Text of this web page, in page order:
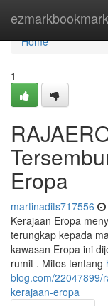
Home
Home
1
Eropa
martinadits717556
Kerajaan Eropa
terungkap kepada
kawasan Eropa ini
rumit . Mitos tentang
blog.com/22047899/
kerajaan-eropa